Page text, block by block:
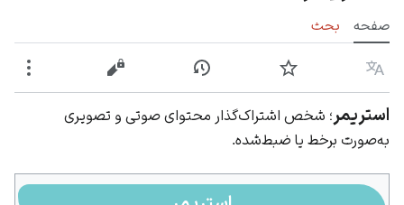
صفحه بحث
زبان پیگیری نمایش تاریخچهنمایش مبدأ
استریمر ؛ شخص اشتراک‌گذار محتوای صوتی و تصویری
به‌صورت برخط یا ضبط‌شده.